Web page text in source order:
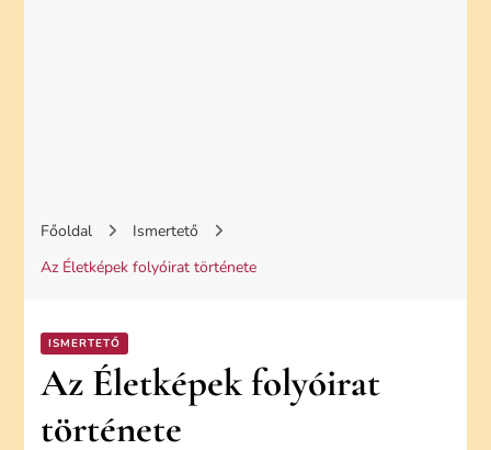
Főoldal
Ismertető
Az Életképek folyóirat története
ISMERTETŐ
Az Életképek folyóirat
története